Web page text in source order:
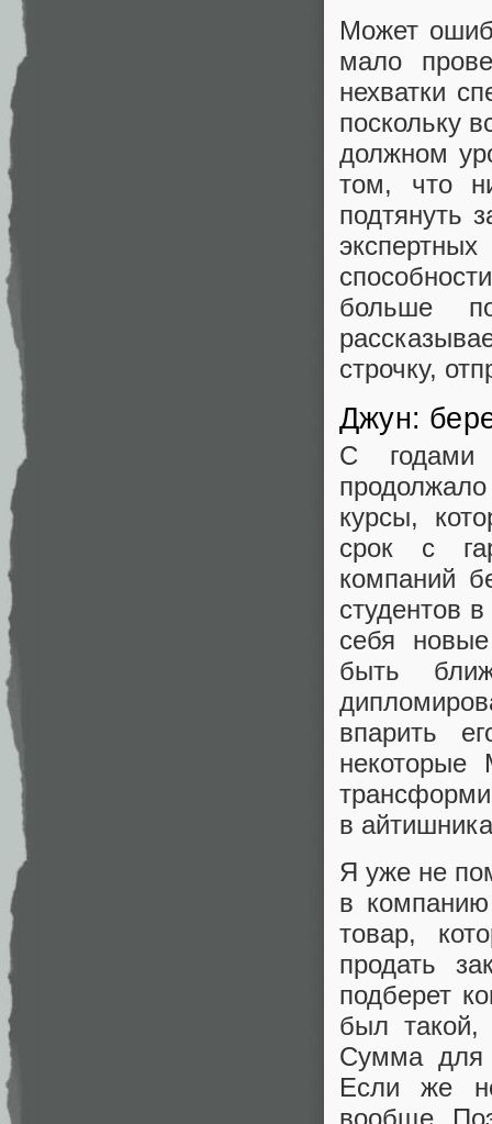
Может
мало
нехватки
поскольку
должном
том, что
подтянуть
больше
строчку,
Джун:
С годами
курсы,
срок с
компаний
студентов
себя
быть
впарить
в
Я уже не
в
товар,
продать
подберет
был
Сумма для
Если же